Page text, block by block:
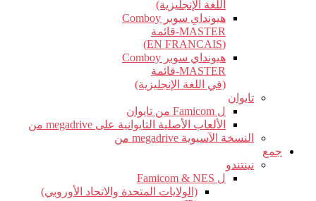
اللغة الإنجليزية)
هيونداي سوبر Comboy
MASTER-قائمة
(EN FRANCAIS)
هيونداي سوبر Comboy
MASTER-قائمة
(في اللغة الإنجليزية)
تايوان
ل Famicom من تايوان
الألعاب الأصلية التايوانية على megadrive من
النسخة الآسيوية megadrive من
جمع
نينتندو
ل Famicom & NES
(الولايات المتحدة والاتحاد الأوروبي)